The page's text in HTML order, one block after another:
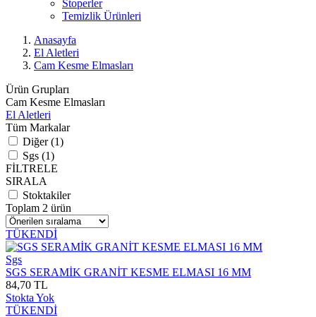
Stoperler
Temizlik Ürünleri
Anasayfa
El Aletleri
Cam Kesme Elmasları
Ürün Grupları
Cam Kesme Elmasları
El Aletleri
Tüm Markalar
Diğer (1)
Sgs (1)
FİLTRELE
SIRALA
Stoktakiler
Toplam 2 ürün
TÜKENDİ
Sgs
SGS SERAMİK GRANİT KESME ELMASI 16 MM
84,70 TL
Stokta Yok
TÜKENDİ